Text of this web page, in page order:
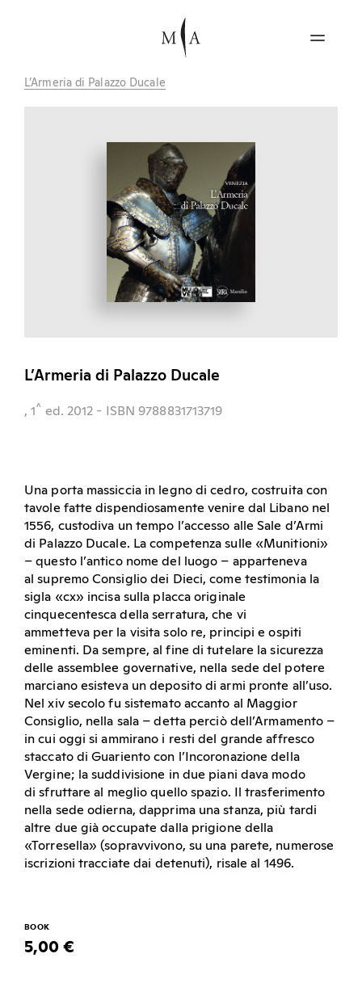
L’Armeria di Palazzo Ducale
L’Armeria di Palazzo Ducale
, 1^ ed. 2012 - ISBN 9788831713719
Una porta massiccia in legno di cedro, costruita con
tavole fatte dispendiosamente venire dal Libano nel
1556, custodiva un tempo l’accesso alle Sale d’Armi
di Palazzo Ducale. La competenza sulle «Munitioni»
– questo l’antico nome del luogo – apparteneva
al supremo Consiglio dei Dieci, come testimonia la
sigla «cx» incisa sulla placca originale
cinquecentesca della serratura, che vi
ammetteva per la visita solo re, principi e ospiti
eminenti. Da sempre, al fine di tutelare la sicurezza
delle assemblee governative, nella sede del potere
marciano esisteva un deposito di armi pronte all’uso.
Nel xiv secolo fu sistemato accanto al Maggior
Consiglio, nella sala – detta perciò dell’Armamento –
in cui oggi si ammirano i resti del grande affresco
staccato di Guariento con l’Incoronazione della
Vergine; la suddivisione in due piani dava modo
di sfruttare al meglio quello spazio. Il trasferimento
nella sede odierna, dapprima una stanza, più tardi
altre due già occupate dalla prigione della
«Torresella» (sopravvivono, su una parete, numerose
iscrizioni tracciate dai detenuti), risale al 1496.
BOOK
5,00 €